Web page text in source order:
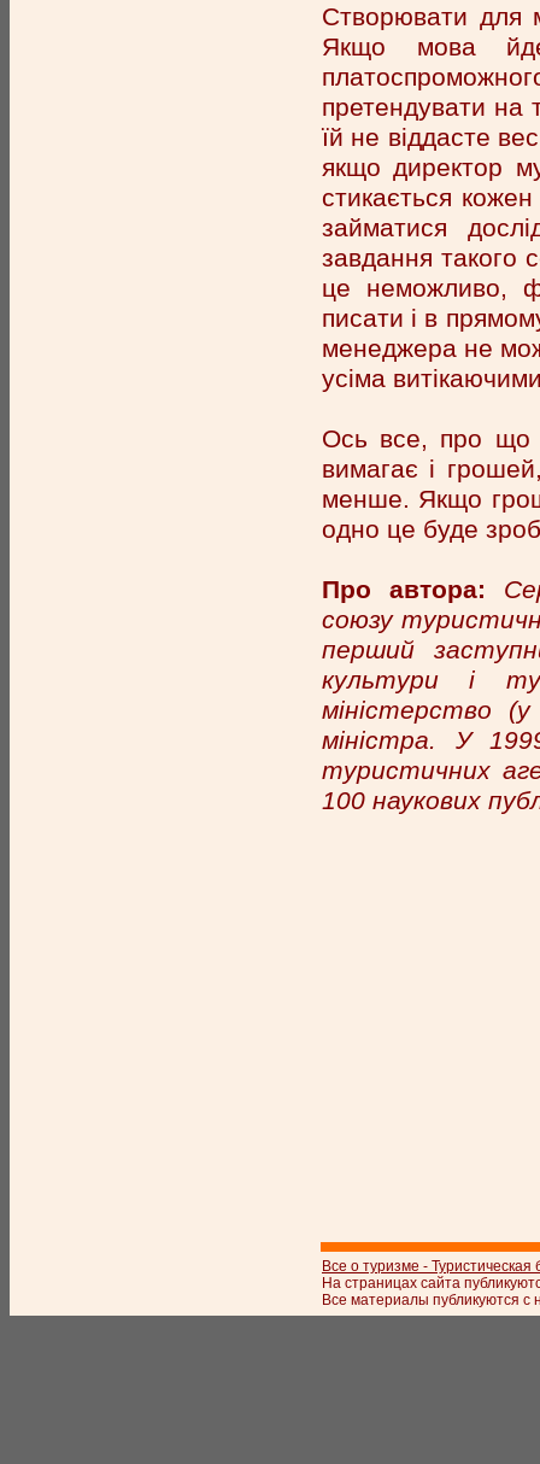
Створювати для
Якщо мова
претендувати на
їй не віддасте
якщо директор
стикається
займатися
завдання такого
це неможливо,
писати і в
менеджера не
усіма
Ось все, про що
вимагає і
менше. Якщо
одно це буде
Про автора:
союзу
перший
культури і
міністерство
міністра. У
туристичних
100 наукових
Все о туризме - Туристическая
На страницах сайта
Все материалы публикуются с